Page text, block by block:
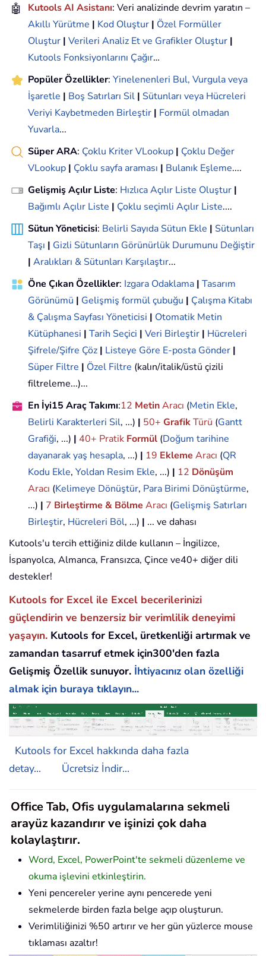
🤖 Kutools AI Asistanı: Veri analizinde devrim yaratın –
Akıllı Yürütme | Kod Oluştur | Özel Formüller
Oluştur | Verileri Analiz Et ve Grafikler Oluştur |
Kutools Fonksiyonlarını Çağır…
Popüler Özellikler: Yinelenenleri Bul, Vurgula veya
İşaretle | Boş Satırları Sil | Sütunları veya Hücreleri
Veriyi Kaybetmeden Birleştir | Formül olmadan
Yuvarla...
Süper ARA: Çoklu Kriter VLookup | Çoklu Değer
VLookup | Çoklu sayfa araması | Bulanık Eşleme....
Gelişmiş Açılır Liste: Hızlıca Açılır Liste Oluştur |
Bağımlı Açılır Liste | Çoklu seçimli Açılır Liste....
Sütun Yöneticisi: Belirli Sayıda Sütun Ekle | Sütunları
Taşı | Gizli Sütunların Görünürlük Durumunu Değiştir
| Aralıkları & Sütunları Karşılaştır...
Öne Çıkan Özellikler: Izgara Odaklama | Tasarım
Görünümü | Gelişmiş formül çubuğu | Çalışma Kitabı
& Çalışma Sayfası Yöneticisi | Otomatik Metin
Kütüphanesi | Tarih Seçici | Veri Birleştir | Hücreleri
Şifrele/Şifre Çöz | Listeye Göre E-posta Gönder |
Süper Filtre | Özel Filtre (kalın/italik/üstü çizili
filtreleme...)...
En İyi15 Araç Takımı:12 MetinAracı (Metin Ekle,
Belirli Karakterleri Sil, ...) | 50+ GrafikTürü (Gantt
Grafiği, ...) | 40+ Pratik Formül (Doğum tarihine
dayanarak yaş hesapla, ...) | 19 Ekleme Aracı (QR
Kodu Ekle, Yoldan Resim Ekle, ...) | 12 Dönüşüm
Aracı (Kelimeye Dönüştür, Para Birimi Dönüştürme,
...) | 7 Birleştirme & Bölme Aracı (Gelişmiş Satırları
Birleştir, Hücreleri Böl, ...) | ... ve dahası
Kutools'u tercih ettiğiniz dilde kullanın – İngilizce,
İspanyolca, Almanca, Fransızca, Çince ve40+ diğer dili
destekler!
Kutools for Excel ile Excel becerilerinizi
güçlendirin ve benzersiz bir verimlilik deneyimi
yaşayın. Kutools for Excel, üretkenliği artırmak ve
zamandan tasarruf etmek için300'den fazla
Gelişmiş Özellik sunuyor. İhtiyacınız olan özelliği
almak için buraya tıklayın...
Kutools for Excel hakkında daha fazla
detay...
Ücretsiz İndir...
Office Tab, Ofis uygulamalarına sekmeli
arayüz kazandırır ve işinizi çok daha
kolaylaştırır.
Word, Excel, PowerPoint'te sekmeli düzenleme ve
okuma işlevini etkinleştirin.
Yeni pencereler yerine aynı pencerede yeni
sekmelerde birden fazla belge açıp oluşturun.
Verimliliğinizi %50 artırır ve her gün yüzlerce mouse
tıklaması azaltır!